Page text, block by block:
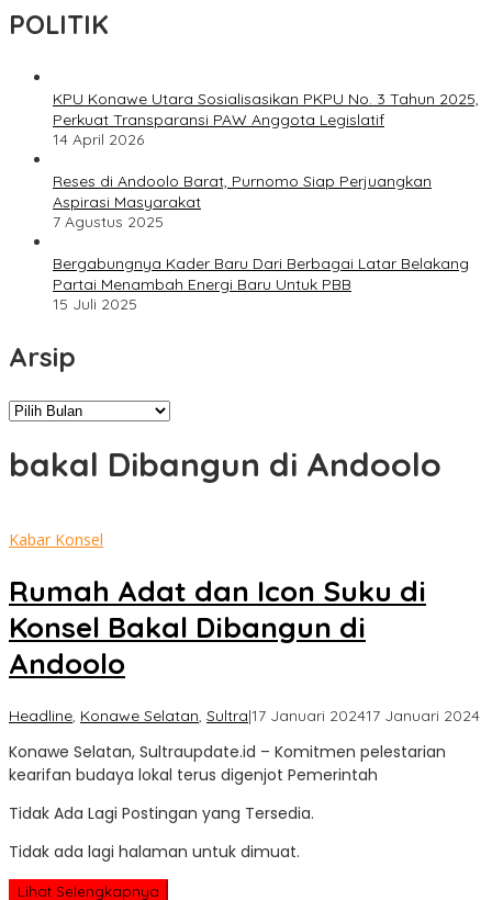
POLITIK
KPU Konawe Utara Sosialisasikan PKPU No. 3 Tahun 2025,
Perkuat Transparansi PAW Anggota Legislatif
14 April 2026
Reses di Andoolo Barat, Purnomo Siap Perjuangkan
Aspirasi Masyarakat
7 Agustus 2025
Bergabungnya Kader Baru Dari Berbagai Latar Belakang
Partai Menambah Energi Baru Untuk PBB
15 Juli 2025
Arsip
Arsip
bakal Dibangun di Andoolo
Kabar Konsel
Rumah Adat dan Icon Suku di
Konsel Bakal Dibangun di
Andoolo
Headline, Konawe Selatan, Sultra|17 Januari 202417 Januari 2024
Konawe Selatan, Sultraupdate.id – Komitmen pelestarian
kearifan budaya lokal terus digenjot Pemerintah
Tidak Ada Lagi Postingan yang Tersedia.
Tidak ada lagi halaman untuk dimuat.
Lihat Selengkapnya